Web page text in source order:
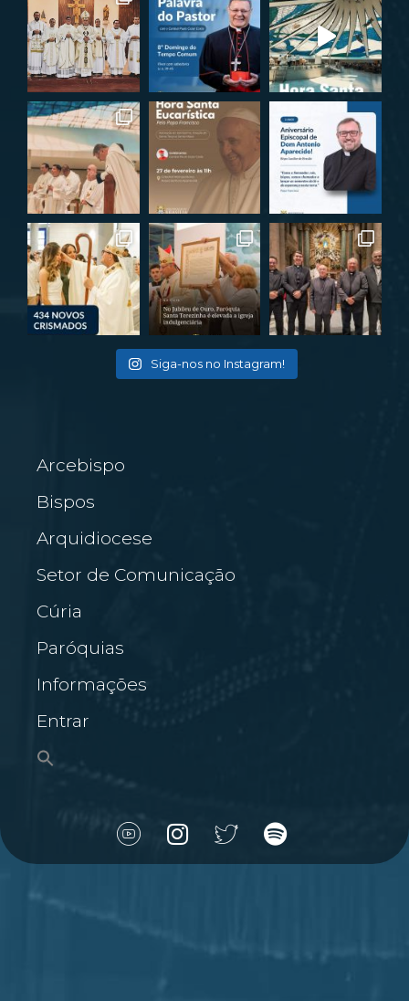
Siga-nos no Instagram!
Arcebispo
Bispos
Arquidiocese
Setor de Comunicação
Cúria
Paróquias
Informações
Entrar